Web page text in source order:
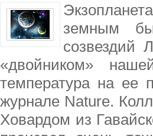
земным
созвездий
«двойником»
температура на ее
журнале Nature.
Ховардом из